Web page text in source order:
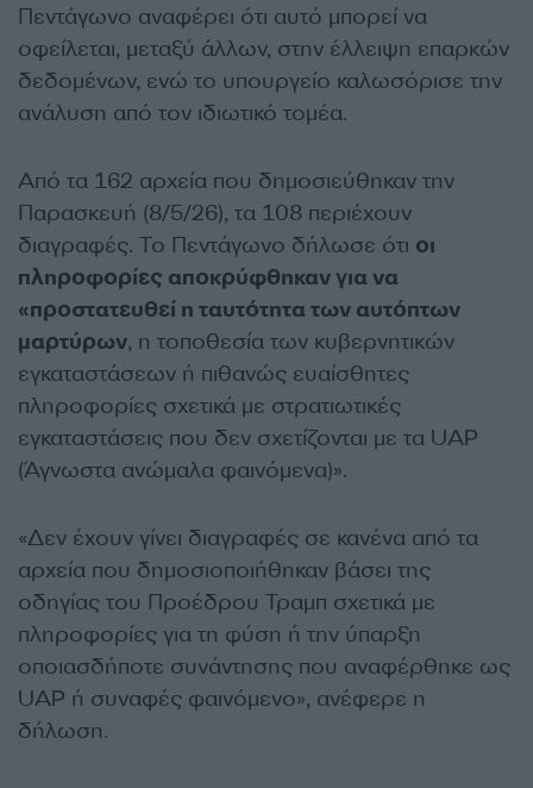
Πεντάγωνο αναφέρει ότι αυτό μπορεί να
οφείλεται, μεταξύ άλλων, στην έλλειψη επαρκών
δεδομένων, ενώ το υπουργείο καλωσόρισε την
ανάλυση από τον ιδιωτικό τομέα.
Από τα 162 αρχεία που δημοσιεύθηκαν την
Παρασκευή (8/5/26), τα 108 περιέχουν
διαγραφές. Το Πεντάγωνο δήλωσε ότι οι
πληροφορίες αποκρύφθηκαν για να
«προστατευθεί η ταυτότητα των αυτόπτων
μαρτύρων, η τοποθεσία των κυβερνητικών
εγκαταστάσεων ή πιθανώς ευαίσθητες
πληροφορίες σχετικά με στρατιωτικές
εγκαταστάσεις που δεν σχετίζονται με τα UAP
(Άγνωστα ανώμαλα φαινόμενα)».
«Δεν έχουν γίνει διαγραφές σε κανένα από τα
αρχεία που δημοσιοποιήθηκαν βάσει της
οδηγίας του Προέδρου Τραμπ σχετικά με
πληροφορίες για τη φύση ή την ύπαρξη
οποιασδήποτε συνάντησης που αναφέρθηκε ως
UAP ή συναφές φαινόμενο», ανέφερε η
δήλωση.